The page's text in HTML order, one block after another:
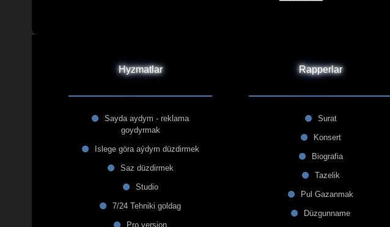
Hyzmatlar
Sayda aydym - reklama
goydyrmak
Islege göra aýdym düzdirmek
Saz düzdirmek
Studio
7/24 Tehniki goldag
Pro version
Rapperlar
Surat
Konsert
Biografia
Tazelik
Pul Gazanmak
Düzgunname